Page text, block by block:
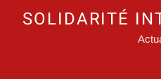
SOLIDARITÉ